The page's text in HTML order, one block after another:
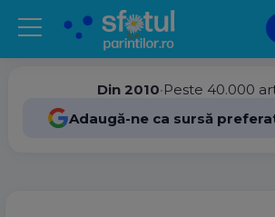
Din 2010•Peste 40.000
Adaugă-ne ca sursă